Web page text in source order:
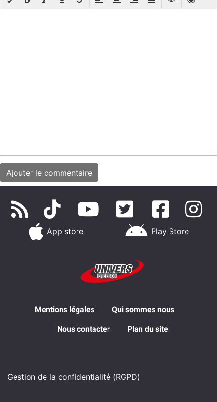
App store Play Store
Mentions légales Qui sommes nous
Nous contacter Plan du site
Gestion de la confidentialité (RGPD)